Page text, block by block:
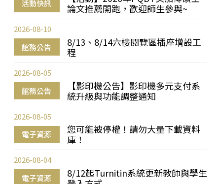
活動快訊
論文推薦開跑，歡迎師生參與~
館務公告
8/13、8/14六樓閱覽區插座增設工
程
2026-08-10
館務公告
【影印機公告】影印機多元支付系
統升級與功能調整通知
2026-08-05
電子資源
您可能被停權！請勿大量下載資料
庫！
2026-08-05
電子資源
8/12起Turnitin系統更新教師與學生
2026-08-04